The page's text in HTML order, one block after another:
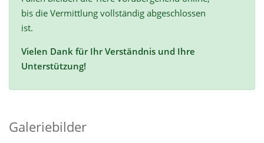
bis die Vermittlung vollständig abgeschlossen
ist.
Vielen Dank für Ihr Verständnis und Ihre
Unterstützung!
Galeriebilder